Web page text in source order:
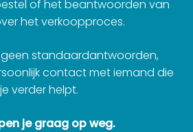
of het beantwoorden van
het verkoopproces.
standaardantwoorden,
contact met iemand die
je verder helpt.
je graag op weg.